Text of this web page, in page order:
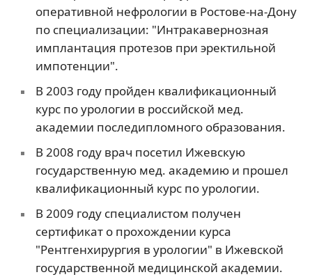
оперативной нефрологии в Ростове-на-Дону
по специализации: "Интракавернозная
имплантация протезов при эректильной
импотенции".
В 2003 году пройден квалификационный
курс по урологии в российской мед.
академии последипломного образования.
В 2008 году врач посетил Ижевскую
государственную мед. академию и прошел
квалификационный курс по урологии.
В 2009 году специалистом получен
сертификат о прохождении курса
"Рентгенхирургия в урологии" в Ижевской
государственной медицинской академии.